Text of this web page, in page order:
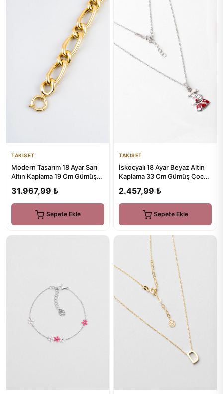
TAKISET
Modern Tasarım 18 Ayar Sarı
Altın Kaplama 19 Cm Gümüş
31.967,99 ₺
Sepete Ekle
TAKISET
İskoçyalı 18 Ayar Beyaz Altın
Kaplama 33 Cm Gümüş Çocuk
2.457,99 ₺
Sepete Ekle